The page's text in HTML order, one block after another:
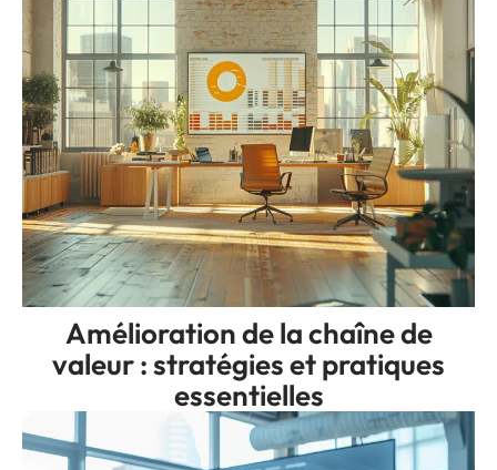
Amélioration de la chaîne de
valeur : stratégies et pratiques
essentielles